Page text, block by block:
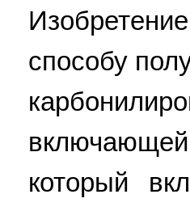
способу
который